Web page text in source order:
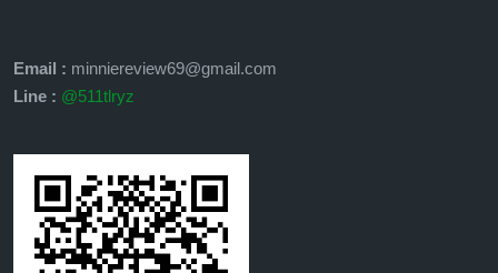
Email : minniereview69@gmail.com
Line : @511tlryz